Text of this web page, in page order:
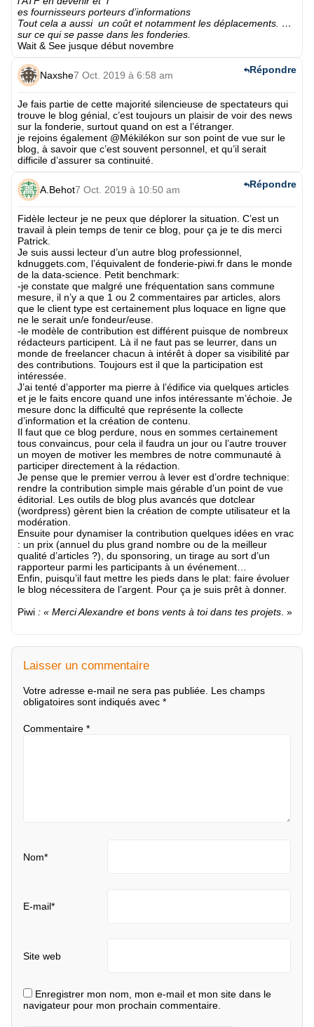
es fournisseurs porteurs d’informations
Tout cela a aussi un coût et notamment les déplacements. …
sur ce qui se passe dans les fonderies.
Wait & See jusque début novembre
Naxshe7 Oct. 2019 à 6:58 am
Je fais partie de cette majorité silencieuse de spectateurs qui
trouve le blog génial, c’est toujours un plaisir de voir des news
sur la fonderie, surtout quand on est a l’étranger.
je rejoins également @Mékilékon sur son point de vue sur le
blog, à savoir que c’est souvent personnel, et qu’il serait
difficile d’assurer sa continuité.
Répondre
A.Behot7 Oct. 2019 à 10:50 am
Fidèle lecteur je ne peux que déplorer la situation. C’est un
travail à plein temps de tenir ce blog, pour ça je te dis merci
Patrick.
Je suis aussi lecteur d’un autre blog professionnel,
kdnuggets.com, l’équivalent de fonderie-piwi.fr dans le monde
de la data-science. Petit benchmark:
-je constate que malgré une fréquentation sans commune
mesure, il n’y a que 1 ou 2 commentaires par articles, alors
que le client type est certainement plus loquace en ligne que
ne le serait un/e fondeur/euse.
-le modèle de contribution est différent puisque de nombreux
rédacteurs participent. Là il ne faut pas se leurrer, dans un
monde de freelancer chacun à intérêt à doper sa visibilité par
des contributions. Toujours est il que la participation est
intéressée.
J’ai tenté d’apporter ma pierre à l’édifice via quelques articles
et je le faits encore quand une infos intéressante m’échoie. Je
mesure donc la difficulté que représente la collecte
d’information et la création de contenu.
Il faut que ce blog perdure, nous en sommes certainement
tous convaincus, pour cela il faudra un jour ou l’autre trouver
un moyen de motiver les membres de notre communauté à
participer directement à la rédaction.
Je pense que le premier verrou à lever est d’ordre technique:
rendre la contribution simple mais gérable d’un point de vue
éditorial. Les outils de blog plus avancés que dotclear
(wordpress) gèrent bien la création de compte utilisateur et la
modération.
Ensuite pour dynamiser la contribution quelques idées en vrac
: un prix (annuel du plus grand nombre ou de la meilleur
qualité d’articles ?), du sponsoring, un tirage au sort d’un
rapporteur parmi les participants à un événement…
Enfin, puisqu’il faut mettre les pieds dans le plat: faire évoluer
le blog nécessitera de l’argent. Pour ça je suis prêt à donner.
Piwi : « Merci Alexandre et bons vents à toi dans tes projets . »
Répondre
Laisser un commentaire
Votre adresse e-mail ne sera pas publiée. Les champs
obligatoires sont indiqués avec *
Commentaire *
Nom*
E-mail*
Site web
Enregistrer mon nom, mon e-mail et mon site dans le
navigateur pour mon prochain commentaire.